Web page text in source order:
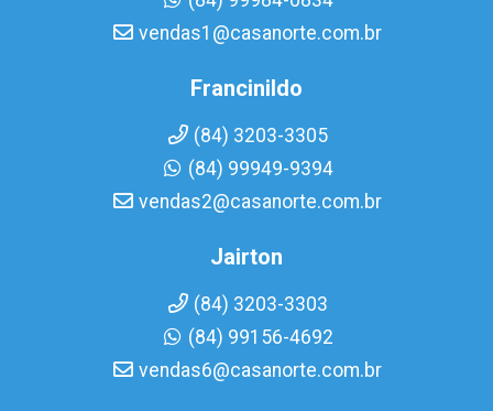
vendas1@casanorte.com.br
Francinildo
(84) 3203-3305
(84) 99949-9394
vendas2@casanorte.com.br
Jairton
(84) 3203-3303
(84) 99156-4692
vendas6@casanorte.com.br